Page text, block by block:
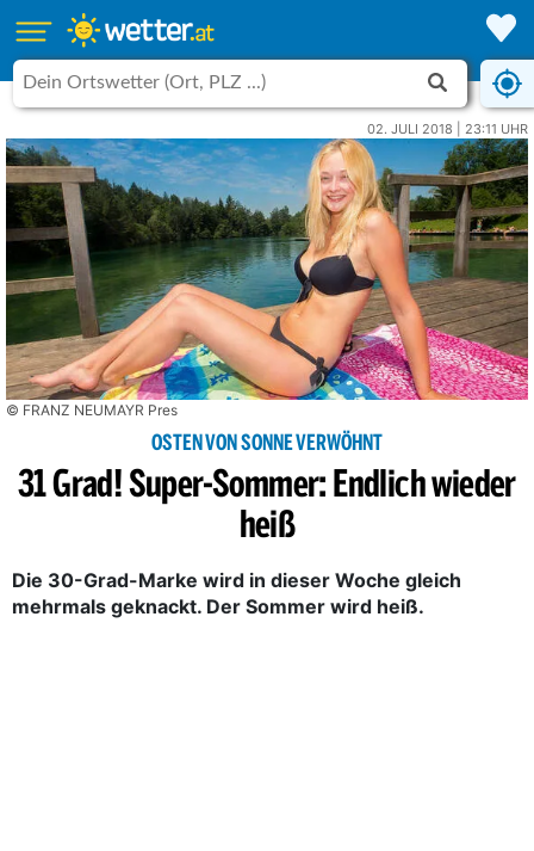
02. JULI 2018 | 23:11 UHR
© FRANZ NEUMAYR Pres
OSTEN VON SONNE VERWÖHNT
31 Grad! Super-Sommer: Endlich wieder
heiß
Die 30-Grad-Marke wird in dieser Woche gleich
mehrmals geknackt. Der Sommer wird heiß.